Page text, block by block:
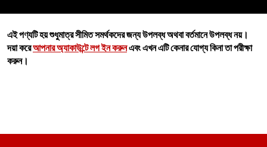
এই পণ্যটি হয় শুধুমাত্র সীমিত সমর্থকদের জন্য উপলব্ধ অথবা বর্তমানে উপলব্ধ নয়।
দয়া করেআপনার অ্যাকাউন্টে লগ ইন করুনএবং এখন এটি কেনার যোগ্য কিনা তা পরীক্ষা
করুন।